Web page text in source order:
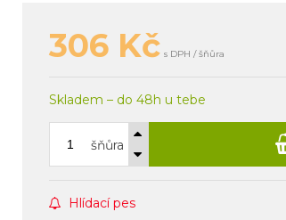
306 Kč s DPH / šňůra
Skladem – do 48h u tebe
šňůra
Hlídací pes